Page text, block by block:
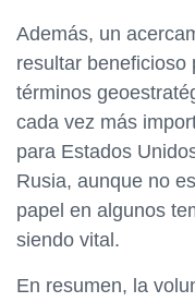
Además, un
resultar beneficioso
términos
cada vez más
para Estados
Rusia, aunque no
papel en algunos
siendo vital.
En resumen, la